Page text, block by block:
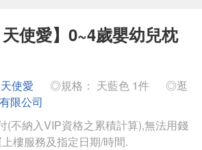
使愛】0~4歲嬰幼兒枕
使愛 ◎規格： 天藍色 1件
◎逛
限公司
(不納入VIP資格之累積計算),無法用錢
樓服務及指定日期/時間.